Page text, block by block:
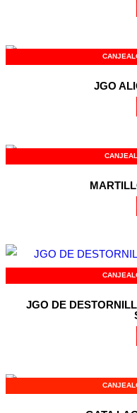
JGO
JGO DE